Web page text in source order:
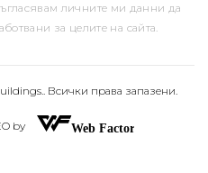
личните ми данни да
за целите на сайта.
Всички права запазени.
by